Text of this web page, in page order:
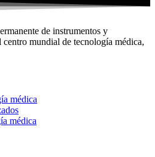
de instrumentos y
mundial de tecnología médica,
médica
médica